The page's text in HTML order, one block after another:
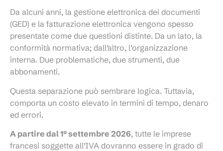
Da alcuni anni, la gestione elettronica dei documenti
(GED) e la fatturazione elettronica vengono spesso
presentate come due questioni distinte. Da un lato, la
conformità normativa; dall’altro, l’organizzazione
interna. Due problematiche, due strumenti, due
abbonamenti.
Questa separazione può sembrare logica. Tuttavia,
comporta un costo elevato in termini di tempo, denaro
ed errori.
A partire dal 1° settembre 2026, tutte le imprese
francesi soggette all’IVA dovranno essere in grado di